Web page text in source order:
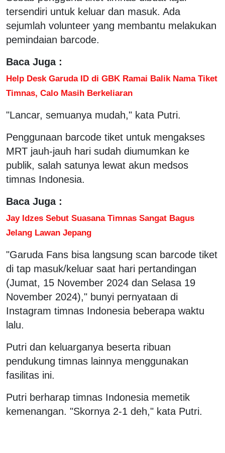
tersendiri untuk keluar dan masuk. Ada
sejumlah volunteer yang membantu melakukan
pemindaian barcode.
Baca Juga :
Help Desk Garuda ID di GBK Ramai Balik Nama Tiket
Timnas, Calo Masih Berkeliaran
"Lancar, semuanya mudah," kata Putri.
Penggunaan barcode tiket untuk mengakses
MRT jauh-jauh hari sudah diumumkan ke
publik, salah satunya lewat akun medsos
timnas Indonesia.
Baca Juga :
Jay Idzes Sebut Suasana Timnas Sangat Bagus
Jelang Lawan Jepang
"Garuda Fans bisa langsung scan barcode tiket
di tap masuk/keluar saat hari pertandingan
(Jumat, 15 November 2024 dan Selasa 19
November 2024)," bunyi pernyataan di
Instagram timnas Indonesia beberapa waktu
lalu.
Putri dan keluarganya beserta ribuan
pendukung timnas lainnya menggunakan
fasilitas ini.
Putri berharap timnas Indonesia memetik
kemenangan. "Skornya 2-1 deh," kata Putri.